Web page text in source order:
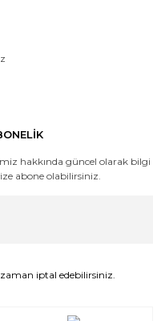
hakkında güncel olarak bilgi
abone olabilirsiniz.
iptal edebilirsiniz.